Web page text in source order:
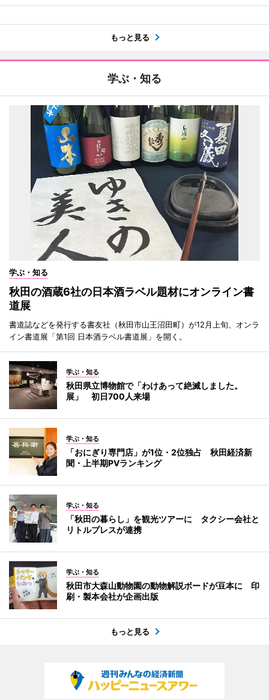
もっと見る
学ぶ・知る
学ぶ・知る
秋田の酒蔵6社の日本酒ラベル題材にオンライン書
道展
書道誌などを発行する書友社（秋田市山王沼田町）が12月上旬、オンラ
イン書道展「第1回 日本酒ラベル書道展」を開く。
学ぶ・知る
秋田県立博物館で「わけあって絶滅しました。
展」 初日700人来場
学ぶ・知る
「おにぎり専門店」が1位・2位独占 秋田経済新
聞・上半期PVランキング
学ぶ・知る
「秋田の暮らし」を観光ツアーに タクシー会社と
リトルプレスが連携
学ぶ・知る
秋田市大森山動物園の動物解説ボードが豆本に 印
刷・製本会社が企画出版
もっと見る